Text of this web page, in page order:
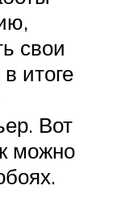
свои
итоге
Вот
можно